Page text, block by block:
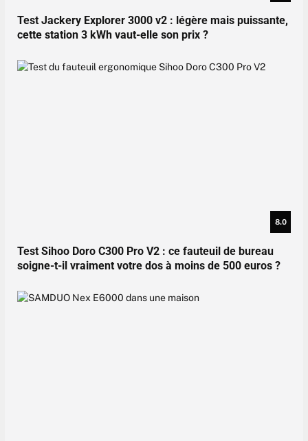
Test Jackery Explorer 3000 v2 : légère mais puissante,
cette station 3 kWh vaut-elle son prix ?
8.0
Test Sihoo Doro C300 Pro V2 : ce fauteuil de bureau
soigne-t-il vraiment votre dos à moins de 500 euros ?